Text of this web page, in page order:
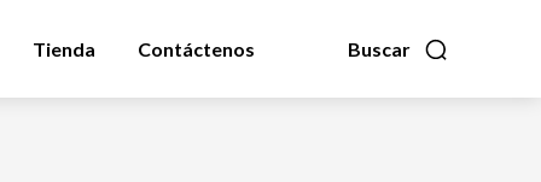
Buscar
Tienda Contáctenos